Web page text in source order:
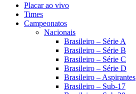
Placar ao vivo
Times
Campeonatos
Nacionais
Brasileiro – Série A
Brasileiro – Série B
Brasileiro – Série C
Brasileiro – Série D
Brasileiro – Aspirantes
Brasileiro – Sub-17